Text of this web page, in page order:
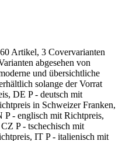
Artikel, 3 Covervarianten
abgesehen von
und übersichtliche
solange der Vorrat
DE P - deutsch mit
in Schweizer Franken,
- englisch mit Richtpreis,
P - tschechisch mit
IT P - italienisch mit